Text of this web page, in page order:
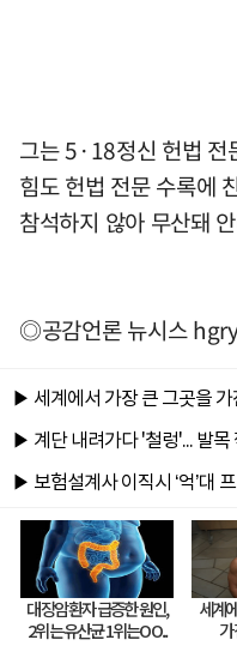
그는 5·18정신 헌법 전
힘도 헌법 전문 수록에
참석하지 않아 무산돼
◎공감언론 뉴시스